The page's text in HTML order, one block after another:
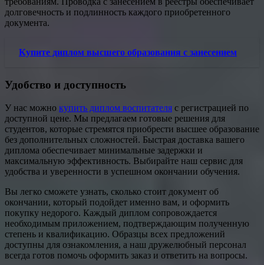
долговечность и подлинность каждого приобретенного
документа.
Купите диплом высшего образования с занесением
Удобство и доступность
У нас можно купить диплом воспитателя с регистрацией по
доступной цене. Мы предлагаем готовые решения для
студентов, которые стремятся приобрести высшее образование
без дополнительных сложностей. Быстрая доставка вашего
диплома обеспечивает минимальные задержки и
максимальную эффективность. Выбирайте наш сервис для
удобства и уверенности в успешном окончании обучения.
Вы легко сможете узнать, сколько стоит документ об
окончании, который подойдет именно вам, и оформить
покупку недорого. Каждый диплом сопровождается
необходимым приложением, подтверждающим полученную
степень и квалификацию. Образцы всех предложений
доступны для ознакомления, а наш дружелюбный персонал
всегда готов помочь оформить заказ и ответить на вопросы.